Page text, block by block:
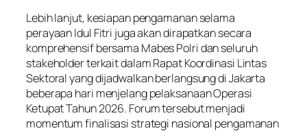
Lebih lanjut, kesiapan pengamanan selama
perayaan Idul Fitri juga akan dirapatkan secara
komprehensif bersama Mabes Polri dan seluruh
stakeholder terkait dalam Rapat Koordinasi Lintas
Sektoral yang dijadwalkan berlangsung di Jakarta
beberapa hari menjelang pelaksanaan Operasi
Ketupat Tahun 2026. Forum tersebut menjadi
momentum finalisasi strategi nasional pengamanan